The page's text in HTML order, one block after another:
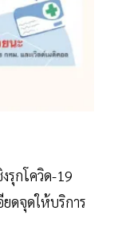
รุกโควิด-​19
ดจุดให้บริการ